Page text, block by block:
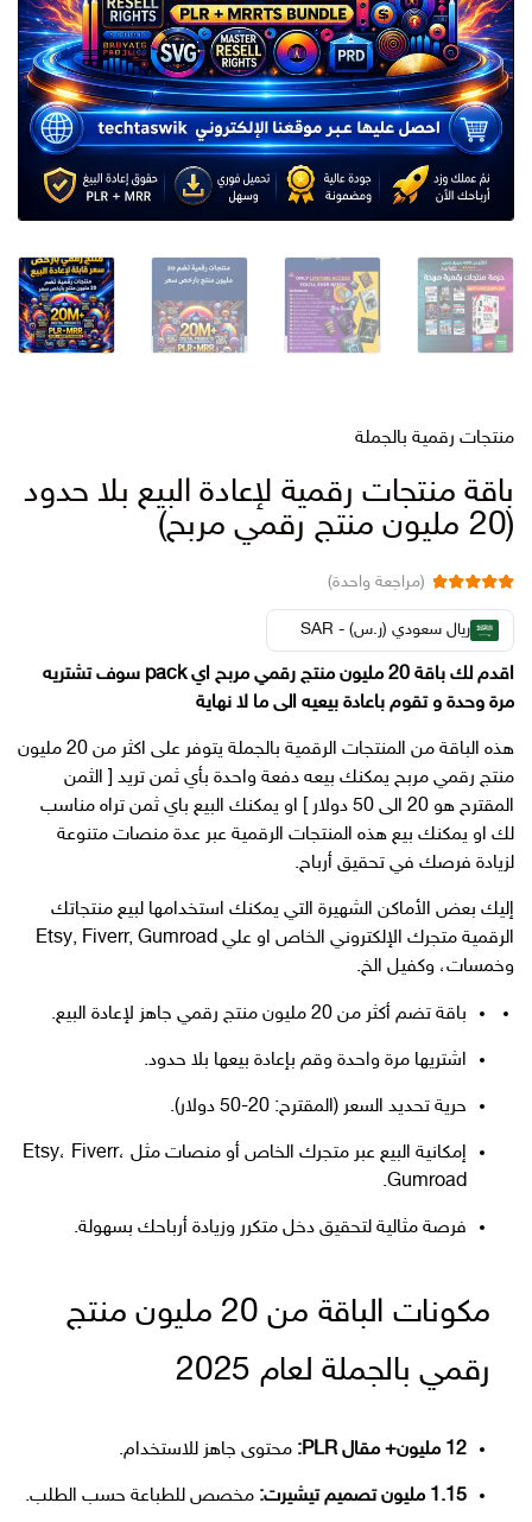
منتجات رقمية بالجملة
باقة منتجات رقمية لإعادة البيع بلا حدود
(20 مليون منتج رقمي مربح)
من 5
بناءً على تقييم
عميل واحد
(مراجعة واحدة)
ريال سعودي (ر.س) - SAR
اقدم لك باقة 20 مليون منتج رقمي مربح اي pack سوف تشتريه
مرة وحدة و تقوم باعادة بيعيه الى ما لا نهاية
هذه الباقة من المنتجات الرقمية بالجملة يتوفر على اكثر من 20 مليون
منتج رقمي مربح يمكنك بيعه دفعة واحدة بأي ثمن تريد [ الثمن
المقترح هو 20 الى 50 دولار ] او يمكنك البيع باي ثمن تراه مناسب
لك او يمكنك بيع هذه المنتجات الرقمية عبر عدة منصات متنوعة
لزيادة فرصك في تحقيق أرباح.
إليك بعض الأماكن الشهيرة التي يمكنك استخدامها لبيع منتجاتك
الرقمية متجرك الإلكتروني الخاص او علي Etsy, Fiverr, Gumroad
وخمسات، وكفيل الخ.
باقة تضم أكثر من 20 مليون منتج رقمي جاهز لإعادة البيع.
اشتريها مرة واحدة وقم بإعادة بيعها بلا حدود.
حرية تحديد السعر (المقترح: 20-50 دولار).
إمكانية البيع عبر متجرك الخاص أو منصات مثل Etsy، Fiverr،
Gumroad.
فرصة مثالية لتحقيق دخل متكرر وزيادة أرباحك بسهولة.
مكونات الباقة من 20 مليون منتج
رقمي بالجملة لعام 2025
12 مليون+ مقال PLR: محتوى جاهز للاستخدام.
1.15 مليون تصميم تيشيرت: مخصص للطباعة حسب الطلب.